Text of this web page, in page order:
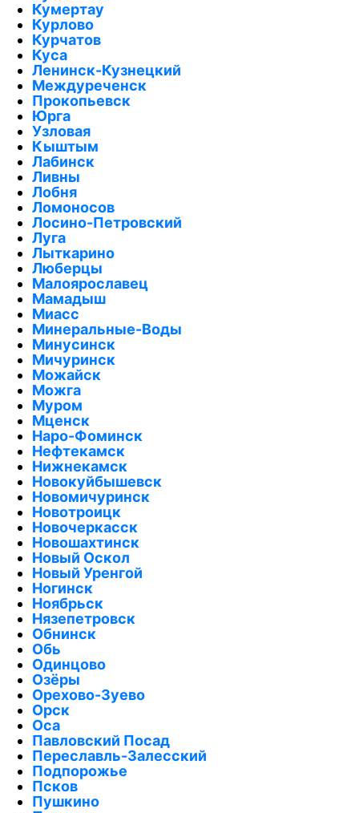
Кумертау
Курлово
Курчатов
Куса
Ленинск-Кузнецкий
Междуреченск
Прокопьевск
Юрга
Узловая
Кыштым
Лабинск
Ливны
Лобня
Ломоносов
Лосино-Петровский
Луга
Лыткарино
Люберцы
Малоярославец
Мамадыш
Миасс
Минеральные-Воды
Минусинск
Мичуринск
Можайск
Можга
Муром
Мценск
Наро-Фоминск
Нефтекамск
Нижнекамск
Новокуйбышевск
Новомичуринск
Новотроицк
Новочеркасск
Новошахтинск
Новый Оскол
Новый Уренгой
Ногинск
Ноябрьск
Нязепетровск
Обнинск
Обь
Одинцово
Озёры
Орехово-Зуево
Орск
Оса
Павловский Посад
Переславль-Залесский
Подпорожье
Псков
Пушкино